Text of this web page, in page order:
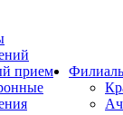
прием